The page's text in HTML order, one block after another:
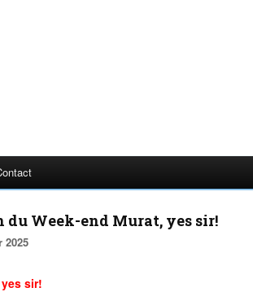
du Week-end Murat, yes sir!
2025
sir!